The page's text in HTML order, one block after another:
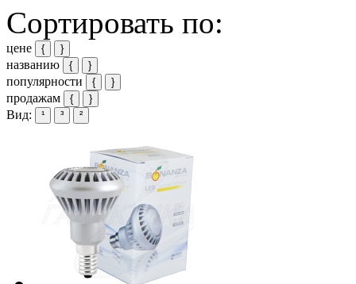
Сортировать по:
цене { }
названию { }
популярности { }
продажам { }
Вид: ¹ ³ ²